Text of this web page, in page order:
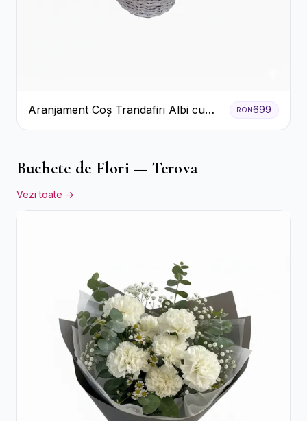
Aranjament Coș Trandafiri Albi cu
Accent Roșu
RON699
Buchete de Flori — Terova
Vezi toate →